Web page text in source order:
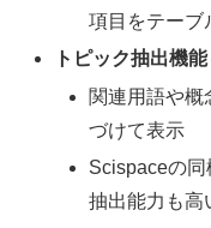
項目をテーブ
トピック抽出機能
関連用語や概
づけて表示
Scispaceの
抽出能力も高